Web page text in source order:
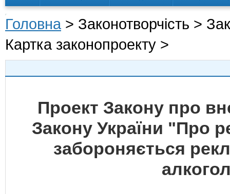
Головна > Законотворчість >
Картка законопроекту >
Проект Закону про
Закону України "Про
забороняється